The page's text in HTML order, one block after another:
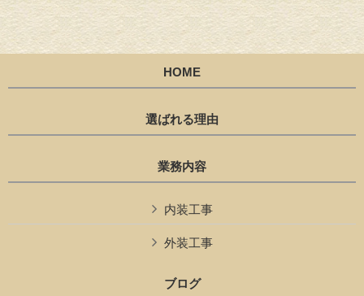
HOME
選ばれる理由
業務内容
内装工事
外装工事
ブログ